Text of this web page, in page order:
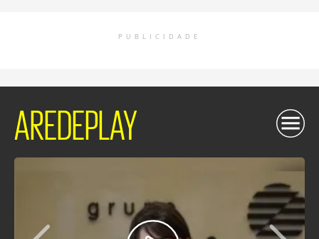
PUBLICIDADE
AREDEPLAY